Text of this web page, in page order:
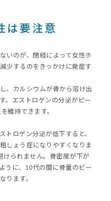
は要注意
いのが、閉経によって女性ホ
少するのをきっかけに発症す
、カルシウムが骨から溶け出
。エストロゲンの分泌がピー
維持できます。
トロゲン分泌が低下すると、
しょう症になりやすくなりま
けられません。骨密度が下が
うに、10代の間に骨量のピー
ります。